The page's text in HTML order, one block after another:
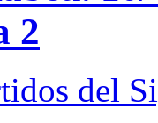
2
del